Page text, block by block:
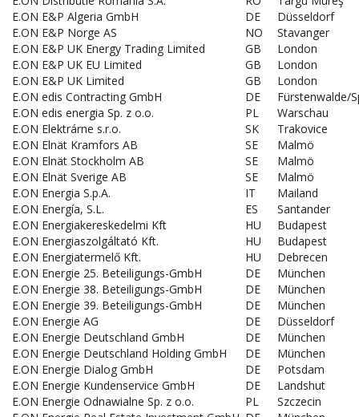
E.ON E&P Algeria GmbH
DE
Düsseldorf
E.ON E&P Norge AS
NO
Stavanger
E.ON E&P UK Energy Trading Limited
GB
London
E.ON E&P UK EU Limited
GB
London
E.ON E&P UK Limited
GB
London
E.ON edis Contracting GmbH
DE
Fürstenwalde/
E.ON edis energia Sp. z o.o.
PL
Warschau
E.ON Elektrárne s.r.o.
SK
Trakovice
E.ON Elnät Kramfors AB
SE
Malmö
E.ON Elnät Stockholm AB
SE
Malmö
E.ON Elnät Sverige AB
SE
Malmö
E.ON Energia S.p.A.
IT
Mailand
E.ON Energía, S.L.
ES
Santander
E.ON Energiakereskedelmi Kft
HU
Budapest
E.ON Energiaszolgáltató Kft.
HU
Budapest
E.ON Energiatermelő Kft.
HU
Debrecen
E.ON Energie 25. Beteiligungs-GmbH
DE
München
E.ON Energie 38. Beteiligungs-GmbH
DE
München
E.ON Energie 39. Beteiligungs-GmbH
DE
München
E.ON Energie AG
DE
Düsseldorf
E.ON Energie Deutschland GmbH
DE
München
E.ON Energie Deutschland Holding GmbH
DE
München
E.ON Energie Dialog GmbH
DE
Potsdam
E.ON Energie Kundenservice GmbH
DE
Landshut
E.ON Energie Odnawialne Sp. z o.o.
PL
Szczecin